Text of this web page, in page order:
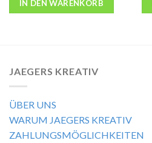
IN DEN WARENKORB
JAEGERS KREATIV
ÜBER UNS
WARUM JAEGERS KREATIV
ZAHLUNGSMÖGLICHKEITEN